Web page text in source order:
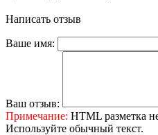
Написать отзыв
Ваше имя:
Ваш отзыв:
Примечание: HTML разметка
Используйте обычный текст.